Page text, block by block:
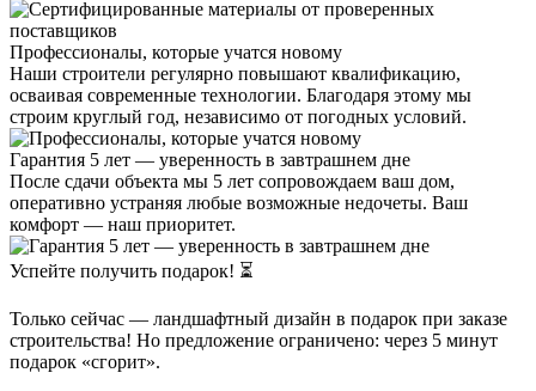
Профессионалы, которые учатся новому
Наши строители регулярно повышают квалификацию,
осваивая современные технологии. Благодаря этому мы
строим круглый год, независимо от погодных условий.
Гарантия 5 лет — уверенность в завтрашнем дне
После сдачи объекта мы 5 лет сопровождаем ваш дом,
оперативно устраняя любые возможные недочеты. Ваш
комфорт — наш приоритет.
Успейте получить подарок! ⏳
Только сейчас — ландшафтный дизайн в подарок при заказе
строительства! Но предложение ограничено: через 5 минут
подарок «сгорит».